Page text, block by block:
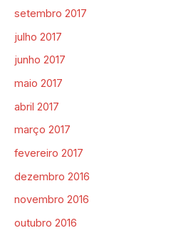
setembro 2017
julho 2017
junho 2017
maio 2017
abril 2017
março 2017
fevereiro 2017
dezembro 2016
novembro 2016
outubro 2016